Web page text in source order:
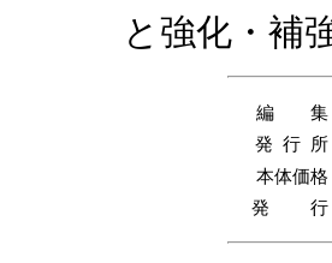
と強化・補
編 集
発 行
本体価
発 行